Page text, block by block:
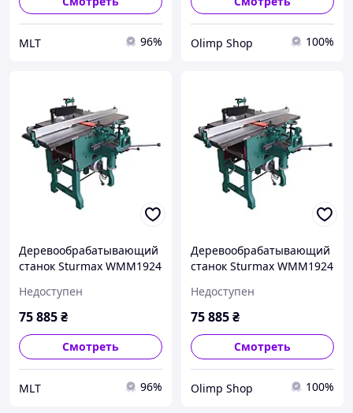
MLT 96% Olimp Shop 100%
Деревообрабатывающий
станок Sturmax WMM1924
Недоступен
75 885₴
Смотреть
MLT 96%
Деревообрабатывающий
станок Sturmax WMM1924
Недоступен
75 885₴
Смотреть
Olimp Shop 100%